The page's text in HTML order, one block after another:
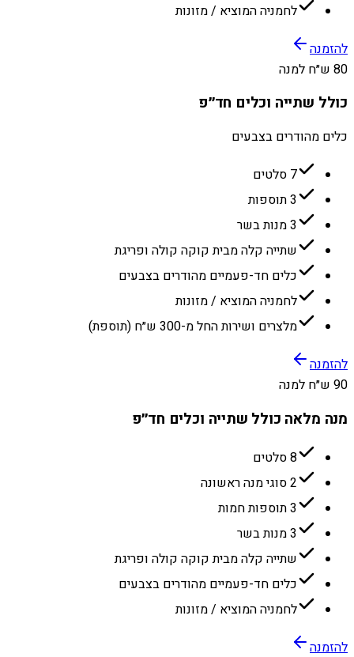
לחמניה המוציא / מזונות
להזמנה
80 ש״ח למנה
כולל שתייה וכלים חד״פ
כלים מהודרים בצבעים
7 סלטים
3 תוספות
3 מנות בשר
שתייה קלה מבית קוקה קולה ופריגת
כלים חד-פעמיים מהודרים בצבעים
לחמניה המוציא / מזונות
מלצרים ושירות החל מ-300 ש״ח (תוספת)
להזמנה
90 ש״ח למנה
מנה מלאה כולל שתייה וכלים חד״פ
8 סלטים
2 סוגי מנה ראשונה
3 תוספות חמות
3 מנות בשר
שתייה קלה מבית קוקה קולה ופריגת
כלים חד-פעמיים מהודרים בצבעים
לחמניה המוציא / מזונות
להזמנה